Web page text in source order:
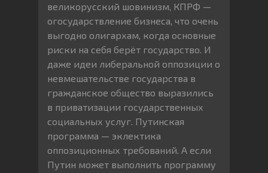
великорусский шовинизм, КПРФ —
огосударствление бизнеса, что очень
выгодно олигархам, когда основные
риски на себя берёт государство. И
даже идеи либеральной оппозиции о
невмешательстве государства в
гражданское общество выразились
в приватизации государственных
социальных услуг. Путинская
программа — эклектика
оппозиционных требований. А если
Путин может выполнить программу